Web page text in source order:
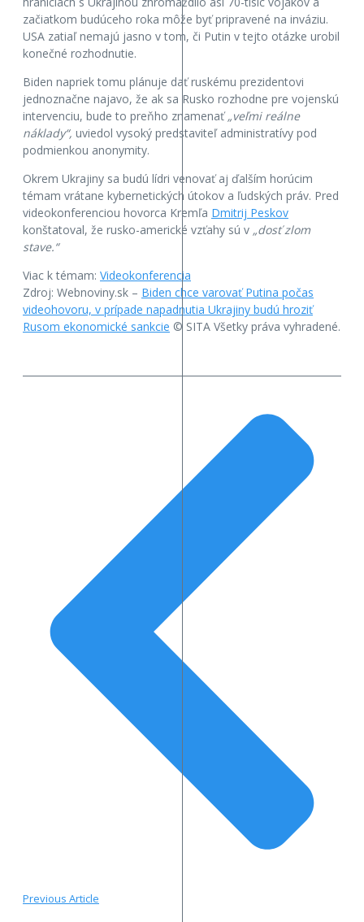
začiatkom budúceho roka môže byť pripravené na inváziu.
USA zatiaľ nemajú jasno v tom, či Putin v tejto otázke urobil
konečné rozhodnutie.
Biden napriek tomu plánuje dať ruskému prezidentovi
jednoznačne najavo, že ak sa Rusko rozhodne pre vojenskú
intervenciu, bude to preňho znamenať„veľmi reálne
náklady“, uviedol vysoký predstaviteľ administratívy pod
podmienkou anonymity.
Okrem Ukrajiny sa budú lídri venovať aj ďalším horúcim
témam vrátane kybernetických útokov a ľudských práv. Pred
videokonferenciou hovorca Kremľa Dmitrij Peskov
konštatoval, že rusko-americké vzťahy sú v „dosť zlom
stave.“
Viac k témam: Videokonferencia
Zdroj: Webnoviny.sk – Biden chce varovať Putina počas
videohovoru, v prípade napadnutia Ukrajiny budú hroziť
Rusom ekonomické sankcie © SITA Všetky práva vyhradené.
Previous Article